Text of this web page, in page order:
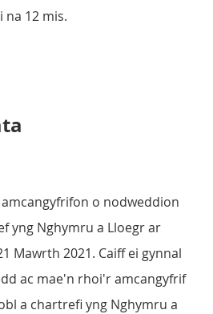
na 12 mis.
o nodweddion
yng Nghymru a Lloegr ar
Mawrth 2021. Caiff ei gynnal
ac mae'n rhoi'r amcangyfrif
a chartrefi yng Nghymru a